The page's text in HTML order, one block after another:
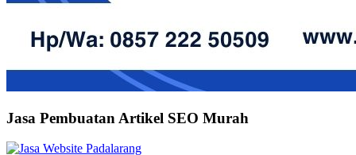
Jasa Pembuatan Artikel SEO Murah